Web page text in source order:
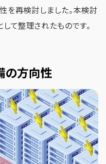
を再検討しました。本検討
して整理されたものです。
の方向性